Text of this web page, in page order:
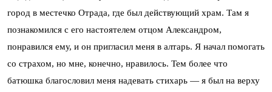
город в местечко Отрада, где был действующий храм. Там я
познакомился с его настоятелем отцом Александром,
понравился ему, и он пригласил меня в алтарь. Я начал помогать
со страхом, но мне, конечно, нравилось. Тем более что
батюшка благословил меня надевать стихарь — я был на верху